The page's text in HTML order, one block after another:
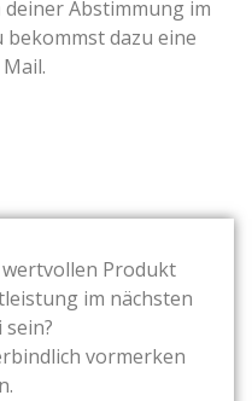
deiner Abstimmung im
bekommst dazu eine
Produkt
im nächsten
sein?
vormerken